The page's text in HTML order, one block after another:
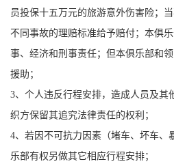
员投保十五万元的旅游意外伤害险；
不同事故的理赔标准给予赔付；本俱
事、经济和刑事责任；但本俱乐部和
援助；
3、个人违反行程安排，造成人员及其
织方保留其追究法律责任的权利；
4、若因不可抗力因素（堵车、坏车、
乐部有权另做其它相应行程安排；